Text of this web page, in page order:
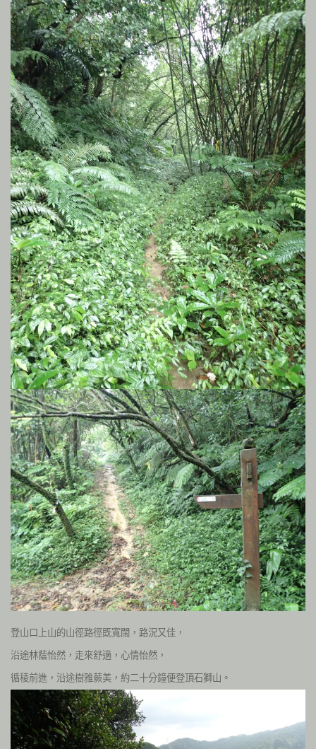
登山口上山的山徑路徑既寬闊，路況又佳，
沿途林蔭怡然，走來舒適，心情怡然，
循稜前進，沿途樹雅蕨美，約二十分鐘便登頂石獅山。